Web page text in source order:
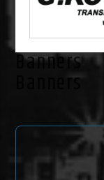
Banners
Banners